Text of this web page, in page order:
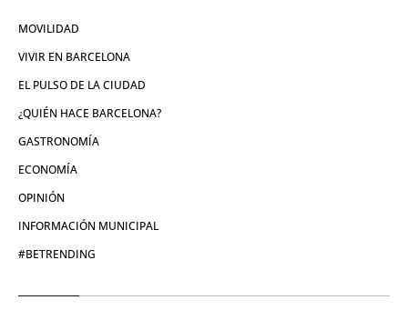
MOVILIDAD
VIVIR EN BARCELONA
EL PULSO DE LA CIUDAD
¿QUIÉN HACE BARCELONA?
GASTRONOMÍA
ECONOMÍA
OPINIÓN
INFORMACIÓN MUNICIPAL
#BETRENDING